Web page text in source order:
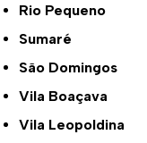
Rio Pequeno
Sumaré
São Domingos
Vila Boaçava
Vila Leopoldina